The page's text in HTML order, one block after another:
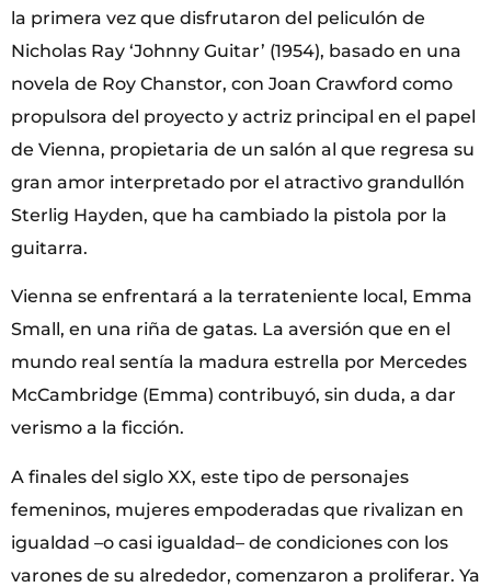
la primera vez que disfrutaron del peliculón de
Nicholas Ray ‘Johnny Guitar’ (1954), basado en una
novela de Roy Chanstor, con Joan Crawford como
propulsora del proyecto y actriz principal en el papel
de Vienna, propietaria de un salón al que regresa su
gran amor interpretado por el atractivo grandullón
Sterlig Hayden, que ha cambiado la pistola por la
guitarra.
Vienna se enfrentará a la terrateniente local, Emma
Small, en una riña de gatas. La aversión que en el
mundo real sentía la madura estrella por Mercedes
McCambridge (Emma) contribuyó, sin duda, a dar
verismo a la ficción.
A finales del siglo XX, este tipo de personajes
femeninos, mujeres empoderadas que rivalizan en
igualdad –o casi igualdad– de condiciones con los
varones de su alrededor, comenzaron a proliferar. Ya